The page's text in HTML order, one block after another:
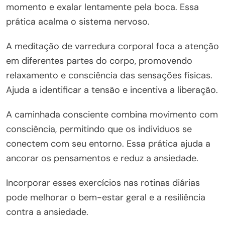
momento e exalar lentamente pela boca. Essa
prática acalma o sistema nervoso.
A meditação de varredura corporal foca a atenção
em diferentes partes do corpo, promovendo
relaxamento e consciência das sensações físicas.
Ajuda a identificar a tensão e incentiva a liberação.
A caminhada consciente combina movimento com
consciência, permitindo que os indivíduos se
conectem com seu entorno. Essa prática ajuda a
ancorar os pensamentos e reduz a ansiedade.
Incorporar esses exercícios nas rotinas diárias
pode melhorar o bem-estar geral e a resiliência
contra a ansiedade.